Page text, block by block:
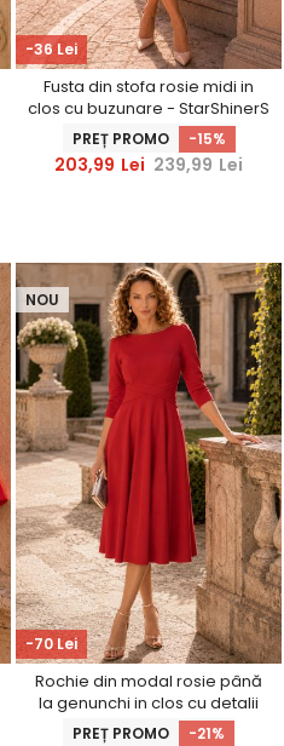
-36 Lei
Fusta din stofa rosie midi in
clos cu buzunare - StarShinerS
PREȚ PROMO -15%
203,99 Lei 239,99 Lei
-70 Lei
NOU
Rochie din modal rosie până
la genunchi in clos cu detalii
frontale - StarShinerS
PREȚ PROMO -21%